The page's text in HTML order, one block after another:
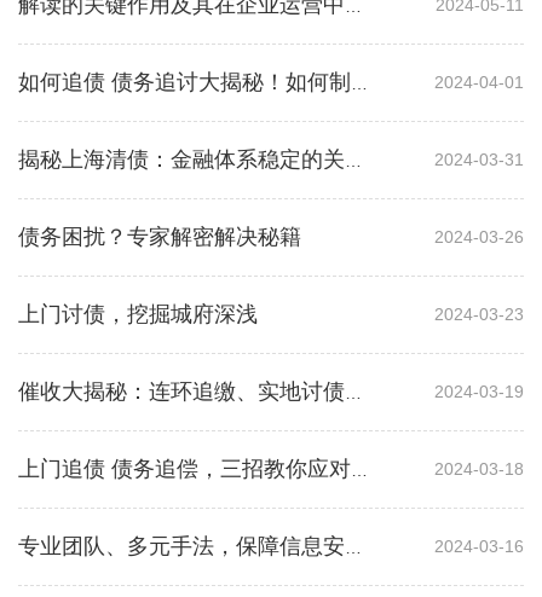
2024-05-11
2024-04-01
2024-03-31
债务困扰？专家解密解决秘籍 2024-03-26
上门讨债，挖掘城府深浅 2024-03-23
2024-03-19
2024-03-18
2024-03-16